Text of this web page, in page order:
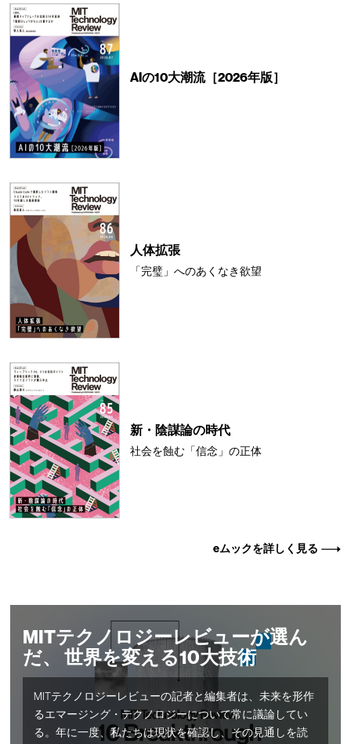
AIの10大潮流［2026年版］
人体拡張
「完璧」へのあくなき欲望
新・陰謀論の時代
社会を蝕む「信念」の正体
eムックを詳しく見る
MITテクノロジーレビューが選ん
だ、 世界を変える10大技術
MITテクノロジーレビューの記者と編集者は、未来を形作
るエマージング・テクノロジーについて常に議論してい
る。年に一度、私たちは現状を確認し、その見通しを読